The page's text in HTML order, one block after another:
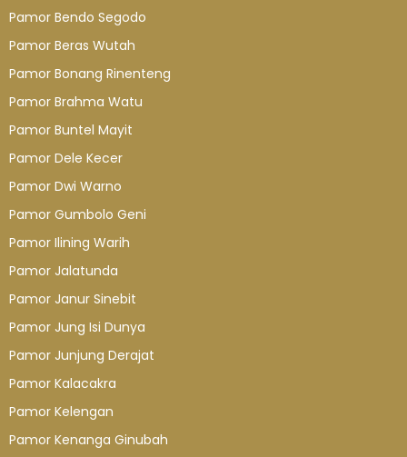
Pamor Bendo Segodo
Pamor Beras Wutah
Pamor Bonang Rinenteng
Pamor Brahma Watu
Pamor Buntel Mayit
Pamor Dele Kecer
Pamor Dwi Warno
Pamor Gumbolo Geni
Pamor Ilining Warih
Pamor Jalatunda
Pamor Janur Sinebit
Pamor Jung Isi Dunya
Pamor Junjung Derajat
Pamor Kalacakra
Pamor Kelengan
Pamor Kenanga Ginubah